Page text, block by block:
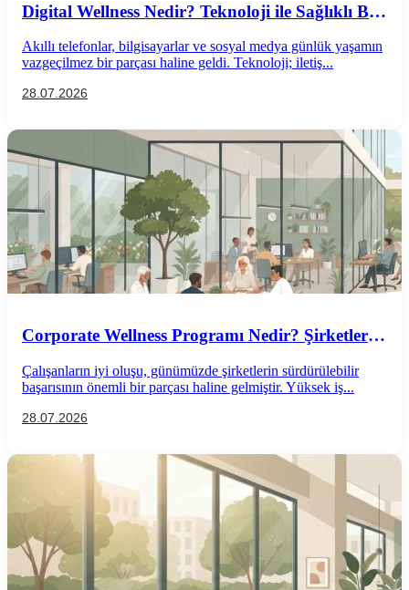
Digital Wellness Nedir? Teknoloji ile Sağlıklı Bir
Akıllı telefonlar, bilgisayarlar ve sosyal medya günlük yaşamın
vazgeçilmez bir parçası haline geldi. Teknoloji; iletiş...
28.07.2026
Corporate Wellness Programı Nedir? Şirketler
Çalışanların iyi oluşu, günümüzde şirketlerin sürdürülebilir
başarısının önemli bir parçası haline gelmiştir. Yüksek iş...
28.07.2026